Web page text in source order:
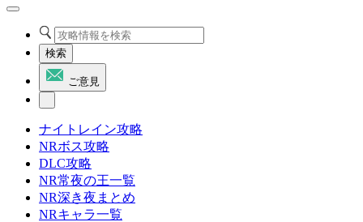
検索
ご意見
ナイトレイン攻略
NRボス攻略
DLC攻略
NR常夜の王一覧
NR深き夜まとめ
NRキャラ一覧